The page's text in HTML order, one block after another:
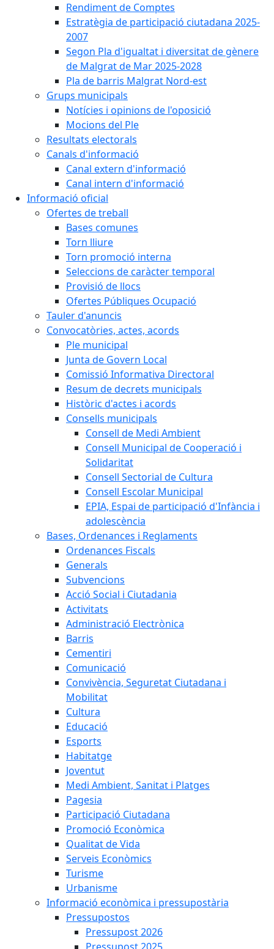
Rendiment de Comptes
Estratègia de participació ciutadana 2025-
2007
Segon Pla d'igualtat i diversitat de gènere
de Malgrat de Mar 2025-2028
Pla de barris Malgrat Nord-est
Grups municipals
Notícies i opinions de l'oposició
Mocions del Ple
Resultats electorals
Canals d'informació
Canal extern d'informació
Canal intern d'informació
Informació oficial
Ofertes de treball
Bases comunes
Torn lliure
Torn promoció interna
Seleccions de caràcter temporal
Provisió de llocs
Ofertes Públiques Ocupació
Tauler d'anuncis
Convocatòries, actes, acords
Ple municipal
Junta de Govern Local
Comissió Informativa Directoral
Resum de decrets municipals
Històric d'actes i acords
Consells municipals
Consell de Medi Ambient
Consell Municipal de Cooperació i
Solidaritat
Consell Sectorial de Cultura
Consell Escolar Municipal
EPIA, Espai de participació d'Infància i
adolescència
Bases, Ordenances i Reglaments
Ordenances Fiscals
Generals
Subvencions
Acció Social i Ciutadania
Activitats
Administració Electrònica
Barris
Cementiri
Comunicació
Convivència, Seguretat Ciutadana i
Mobilitat
Cultura
Educació
Esports
Habitatge
Joventut
Medi Ambient, Sanitat i Platges
Pagesia
Participació Ciutadana
Promoció Econòmica
Qualitat de Vida
Serveis Econòmics
Turisme
Urbanisme
Informació econòmica i pressupostària
Pressupostos
Pressupost 2026